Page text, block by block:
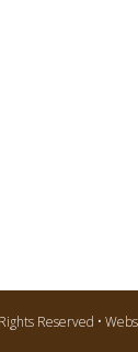
Reserved •